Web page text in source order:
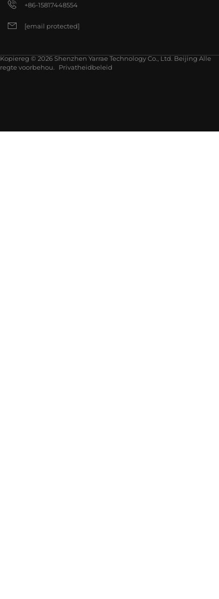
+86-15817448554
[email protected]
Kopiereg © 2026 Shenzhen Yarrae Technology Co., Ltd. Beijing Alle
regte voorbehou.
Privatheidbeleid